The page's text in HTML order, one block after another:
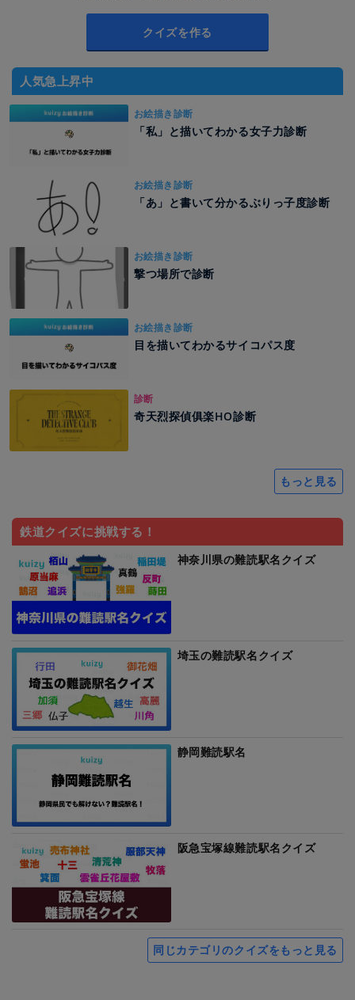
クイズを作る
人気急上昇中
お絵描き診断
「私」と描いてわかる女子力診断
お絵描き診断
「あ」と書いて分かるぶりっ子度診断
お絵描き診断
撃つ場所で診断
お絵描き診断
目を描いてわかるサイコパス度
診断
奇天烈探偵俱楽HO診断
もっと見る
鉄道クイズに挑戦する！
神奈川県の難読駅名クイズ
埼玉の難読駅名クイズ
静岡難読駅名
阪急宝塚線難読駅名クイズ
同じカテゴリのクイズをもっと見る